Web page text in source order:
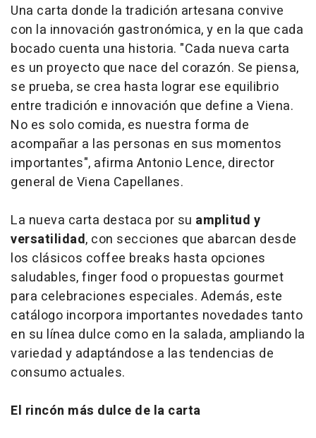
Una carta donde la tradición artesana convive
con la innovación gastronómica, y en la que cada
bocado cuenta una historia. "Cada nueva carta
es un proyecto que nace del corazón. Se piensa,
se prueba, se crea hasta lograr ese equilibrio
entre tradición e innovación que define a Viena.
No es solo comida, es nuestra forma de
acompañar a las personas en sus momentos
importantes", afirma Antonio Lence, director
general de Viena Capellanes.
La nueva carta destaca por su amplitud y
versatilidad, con secciones que abarcan desde
los clásicos coffee breaks hasta opciones
saludables, finger food o propuestas gourmet
para celebraciones especiales. Además, este
catálogo incorpora importantes novedades tanto
en su línea dulce como en la salada, ampliando la
variedad y adaptándose a las tendencias de
consumo actuales.
El rincón más dulce de la carta